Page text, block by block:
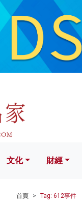
財經 生活
文化 財經
首頁 Tag: 612事件